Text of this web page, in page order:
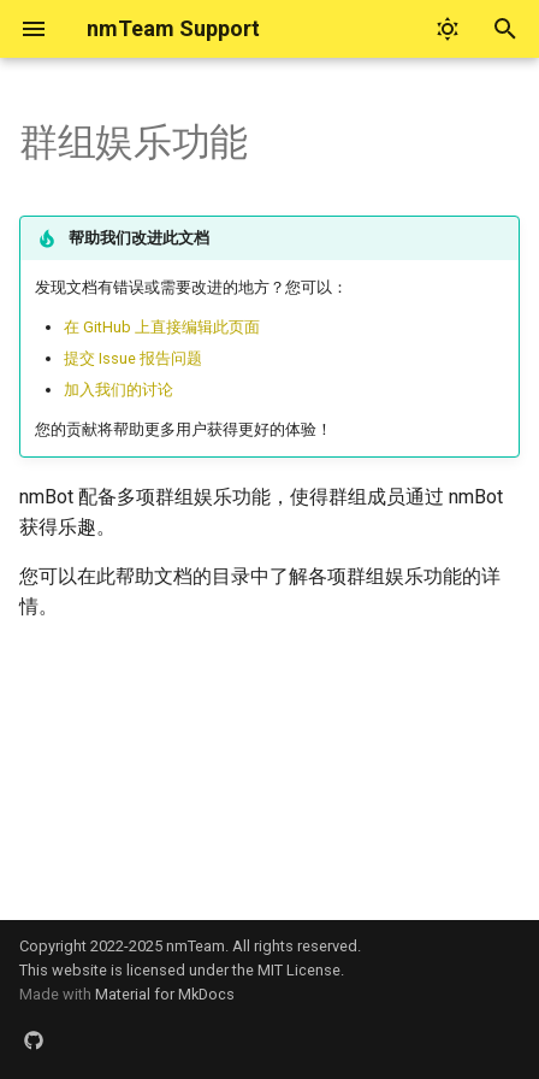
nmTeam Support
入
以
nmTeam 账号帮助
nmTeam 账号系统问题归档
实用工具
Telegram 数据中心查询
nmBot 商业功能
设置 nmBot 为商业机器人
商业定时任务
nmBot 更新日志
nmBot 2026 年 6 月更新
nmBot 2026 年 4 月功能更新
nmBot 2026 年 1 月功能更新
nmBot 2025 年 12 月功能更
新
nmBot 2025 年 11 月功能更
新
nmBot 2025 年 10 月功能更
新
nmBot 2025 年 4 月功能更新
nmBot 积分
nmBot 智能
nmBot 智能反馈
nmBot 智能与隐私
nmBot Copilot
nmBot 服务隐私政策
nmBot 服务使用条款
nmBot+ 服务使用条款
nmBot 群组使用三方协议
nmBot 面板
如何启动 nmBot 面板
管理对 nmBot 面板的授权
nmBot+
nmBot+ 权益
nmBot+ 订阅方式
如何购买 Telegram 星币
关于看起来由 nmBot 发送的
消息
如果“频道验证”在您的群组中
不工作
如果您无法访问 nmBot 面板
为什么 nmBot 删除了我发送
到群组的消息？
如果您无法在 nmBot 面板登
联系 nmTeam
nmTeam 社区
社交媒体上的 nmTeam
联系 nmTeam 支持
无障碍合作与反馈
群组娱乐功能
帮助我们改进此文档
发现文档有错误或需要改进的地方？您可以：
在 GitHub 上直接编辑此页面
提交 Issue 报告问题
加入我们的讨论
您的贡献将帮助更多用户获得更好的体验！
nmBot 配备多项群组娱乐功能，使得群组成员通过 nmBot
获得乐趣。
您可以在此帮助文档的目录中了解各项群组娱乐功能的详
情。
Copyright 2022-2025 nmTeam. All rights reserved.
This website is licensed under the MIT License.
Made with Material for MkDocs